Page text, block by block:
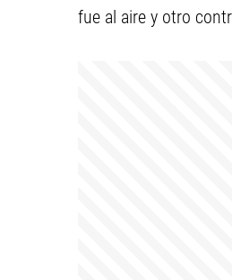
fue al aire y otro